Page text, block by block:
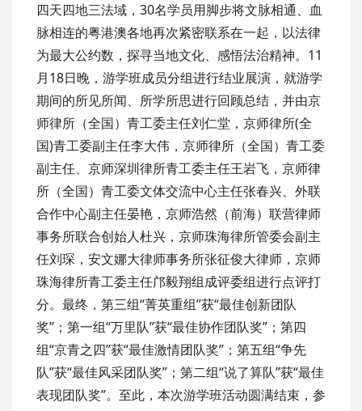
四天四地三法域，30名学员用脚步将文脉相通、血
脉相连的粤港澳各地再次紧密联系在一起，以法律
为最大公约数，探寻当地文化、感悟法治精神。11
月18日晚，游学班成员分组进行结业展演，就游学
期间的所见所闻、所学所思进行回顾总结，并由京
师律所（全国）青工委主任刘仁堂，京师律所(全
国)青工委副主任李大伟，京师律所（全国）青工委
副主任、京师深圳律所青工委主任王岩飞，京师律
所（全国）青工委文体交流中心主任张春兴、外联
合作中心副主任晏艳，京师浩然（前海）联营律师
事务所联合创始人杜兴，京师珠海律所管委会副主
任刘琛，安文娜大律师事务所张征俊大律师，京师
珠海律所青工委主任邝毅翔组成评委组进行点评打
分。最终，第三组“菁英重组”获“最佳创新团队
奖”；第一组“万里队”获“最佳协作团队奖”；第四
组“京青之四”获“最佳激情团队奖”；第五组“争先
队”获“最佳风采团队奖”；第二组“说了算队”获“最佳
表现团队奖”。至此，本次游学班活动圆满结束，参